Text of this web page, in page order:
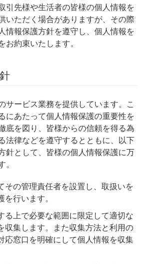
引先様や生活者の皆様の個人情報を
いただく場合がありますが、その際
情報保護方針を遵守し、個人情報を
お約束いたします。
サービス業務を提供しています。こ
にあたって個人情報保護の重要性を
底を図り、皆様からの信頼を得る為
法律などを遵守するとともに、以下
針として、皆様の個人情報保護に万
。
その管理責任者を設置し、取扱いを
を行います。
る上で必要な範囲に限定して適切な
収集します。また収集方法と利用の
応窓口を明確にして個人情報を収集